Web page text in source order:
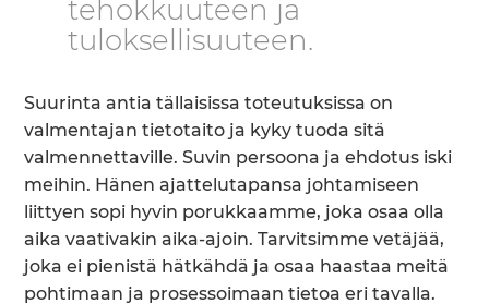
tehokkuuteen ja
tuloksellisuuteen.
Suurinta antia tällaisissa toteutuksissa on
valmentajan tietotaito ja kyky tuoda sitä
valmennettaville. Suvin persoona ja ehdotus iski
meihin. Hänen ajattelutapansa johtamiseen
liittyen sopi hyvin porukkaamme, joka osaa olla
aika vaativakin aika-ajoin. Tarvitsimme vetäjää,
joka ei pienistä hätkähdä ja osaa haastaa meitä
pohtimaan ja prosessoimaan tietoa eri tavalla.